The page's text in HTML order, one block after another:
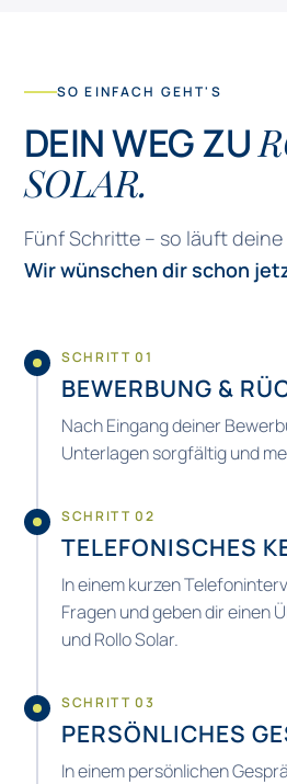
SO EINFACH GEHT'S
DEIN WEG ZU
SOLAR.
Fünf Schritte – so läuft
Wir wünschen dir schon
SCHRITT 01
BEWERBUNG &
Nach Eingang deiner
Unterlagen sorgfältig und
SCHRITT 02
TELEFONISCHES
In einem kurzen
Fragen und geben dir einen
und Rollo Solar.
SCHRITT 03
PERSÖNLICHES
In einem persönlichen